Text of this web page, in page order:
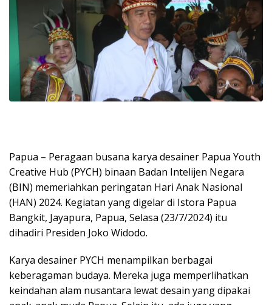
Papua – Peragaan busana karya desainer Papua Youth
Creative Hub (PYCH) binaan Badan Intelijen Negara
(BIN) memeriahkan peringatan Hari Anak Nasional
(HAN) 2024. Kegiatan yang digelar di Istora Papua
Bangkit, Jayapura, Papua, Selasa (23/7/2024) itu
dihadiri Presiden Joko Widodo.
Karya desainer PYCH menampilkan berbagai
keberagaman budaya. Mereka juga memperlihatkan
keindahan alam nusantara lewat desain yang dipakai